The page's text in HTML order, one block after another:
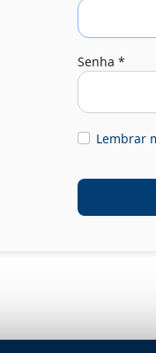
Senha *
Lembrar